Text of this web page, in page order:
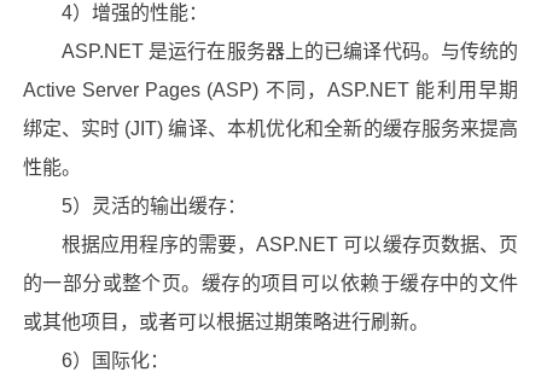
4）增强的性能：
ASP.NET 是运行在服务器上的已编译代码。与传统的
Active Server Pages (ASP) 不同，ASP.NET 能利用早期
绑定、实时 (JIT) 编译、本机优化和全新的缓存服务来提高
性能。
5）灵活的输出缓存：
根据应用程序的需要，ASP.NET 可以缓存页数据、页
的一部分或整个页。缓存的项目可以依赖于缓存中的文件
或其他项目，或者可以根据过期策略进行刷新。
6）国际化：